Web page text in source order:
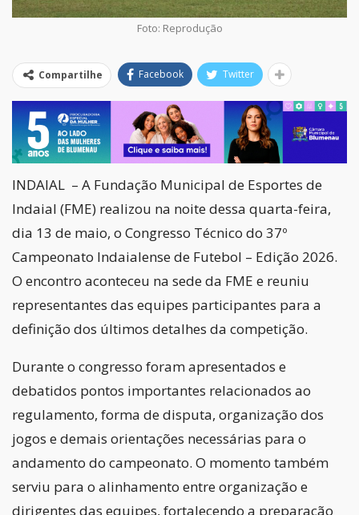
Foto: Reprodução
Compartilhe Facebook Twitter
INDAIAL – A Fundação Municipal de Esportes de
Indaial (FME) realizou na noite dessa quarta-feira,
dia 13 de maio, o Congresso Técnico do 37º
Campeonato Indaialense de Futebol – Edição 2026.
O encontro aconteceu na sede da FME e reuniu
representantes das equipes participantes para a
definição dos últimos detalhes da competição.
Durante o congresso foram apresentados e
debatidos pontos importantes relacionados ao
regulamento, forma de disputa, organização dos
jogos e demais orientações necessárias para o
andamento do campeonato. O momento também
serviu para o alinhamento entre organização e
dirigentes das equipes, fortalecendo a preparação